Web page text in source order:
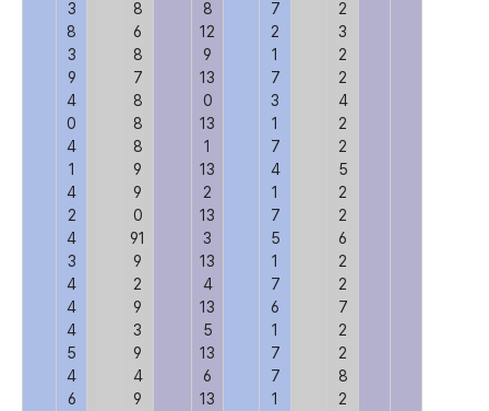
3
8
3
9
4
0
4
1
4
2
4
3
4
4
4
5
4
6
8
6
8
7
8
8
8
9
9
0
91
9
2
9
3
9
4
9
8
12
9
13
0
13
1
13
2
13
3
13
4
13
5
13
6
13
7
2
1
7
3
1
7
4
1
7
5
1
7
6
1
7
7
1
2
3
2
2
4
2
2
5
2
2
6
2
2
7
2
2
8
2